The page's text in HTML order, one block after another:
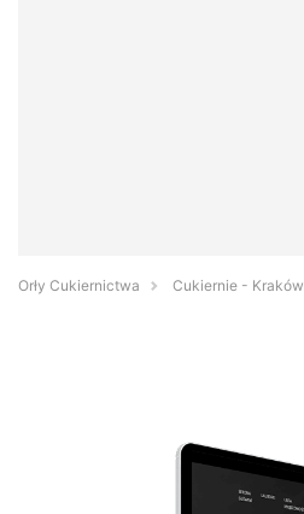
Orły Cukiernictwa Cukiernie - Kraków